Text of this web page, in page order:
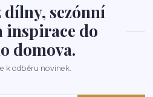
dílny, sezónní
inspirace do
domova.
k odběru novinek.